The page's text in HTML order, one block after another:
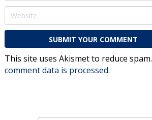
This site uses Akismet to reduce spam.
comment data is processed.